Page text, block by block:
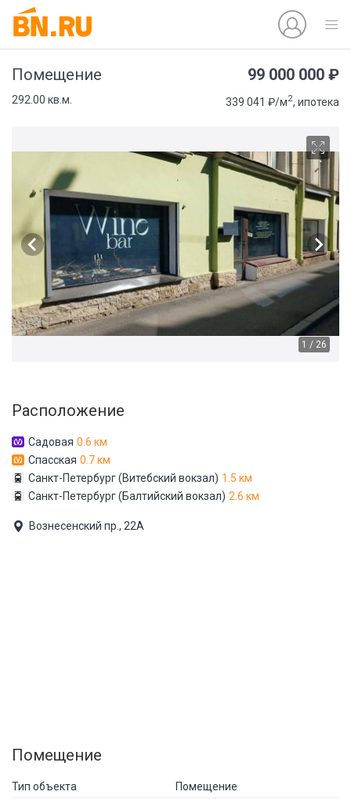
Помещение 99 000 000 ₽
292.00 кв.м. 339 041 ₽/м2, ипотека
1 / 26
Расположение
Садовая 0.6 км
Спасская 0.7 км
Санкт-Петербург (Витебский вокзал) 1.5 км
Санкт-Петербург (Балтийский вокзал) 2.6 км
Вознесенский пр., 22А
Помещение
Тип объекта Помещение